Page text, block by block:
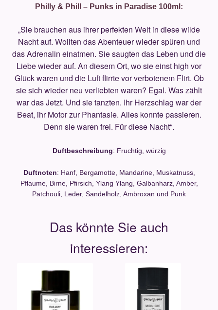
Philly & Phill – Punks in Paradise 100ml:
„Sie brauchen aus ihrer perfekten Welt in diese wilde
Nacht auf. Wollten das Abenteuer wieder spüren und
das Adrenalin einatmen. Sie saugten das Leben und die
Liebe wieder auf. An diesem Ort, wo sie einst high vor
Glück waren und die Luft flirrte vor verbotenem Flirt. Ob
sie sich wieder neu verliebten waren? Egal. Was zählt
war das Jetzt. Und sie tanzten. Ihr Herzschlag war der
Beat, ihr Motor zur Phantasie. Alles konnte passieren.
Denn sie waren frei. Für diese Nacht“.
Duftbeschreibung: Fruchtig, würzig
Duftnoten: Hanf, Bergamotte, Mandarine, Muskatnuss,
Pflaume, Birne, Pfirsich, Ylang Ylang, Galbanharz, Amber,
Patchouli, Leder, Sandelholz, Ambroxan und Punk